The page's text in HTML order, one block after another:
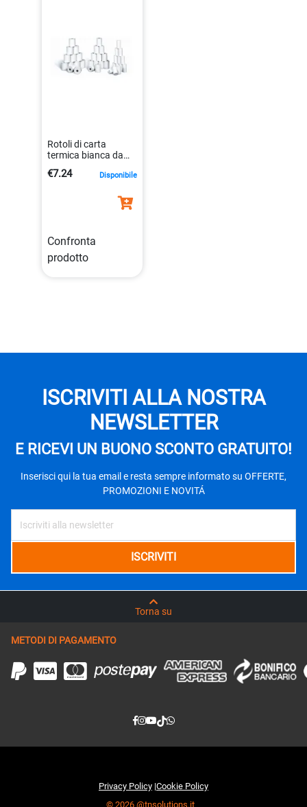
Rotoli di carta
termica bianca da
free
€7.24 Disponibile
Confronta
prodotto
ISCRIVITI ALLA NOSTRA
NEWSLETTER
E RICEVI UN BUONO SCONTO GRATUITO!
Inserisci qui la tua email e resta sempre informato su OFFERTE,
PROMOZIONI E NOVITÁ
Torna su
METODI DI PAGAMENTO
Privacy Policy |Cookie Policy
© 2026 @tnsolutions.it